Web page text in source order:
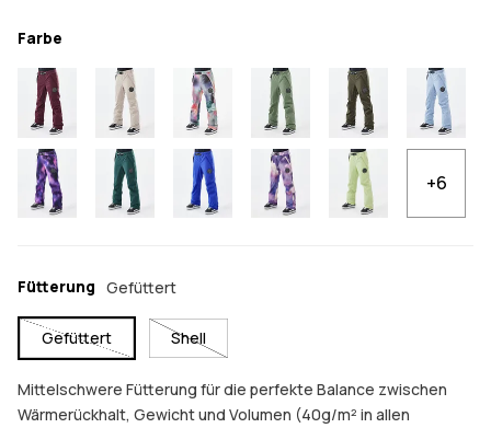
Farbe
+6
Fütterung Gefüttert
Gefüttert Shell
Mittelschwere Fütterung für die perfekte Balance zwischen
Wärmerückhalt, Gewicht und Volumen (40g/m² in allen